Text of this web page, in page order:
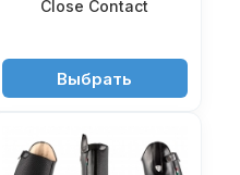
Close Contact
45'950 ₽Выбрать